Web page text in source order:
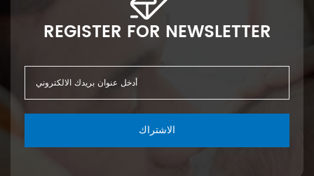
REGISTER FOR NEWSLETTER
الاشتراك